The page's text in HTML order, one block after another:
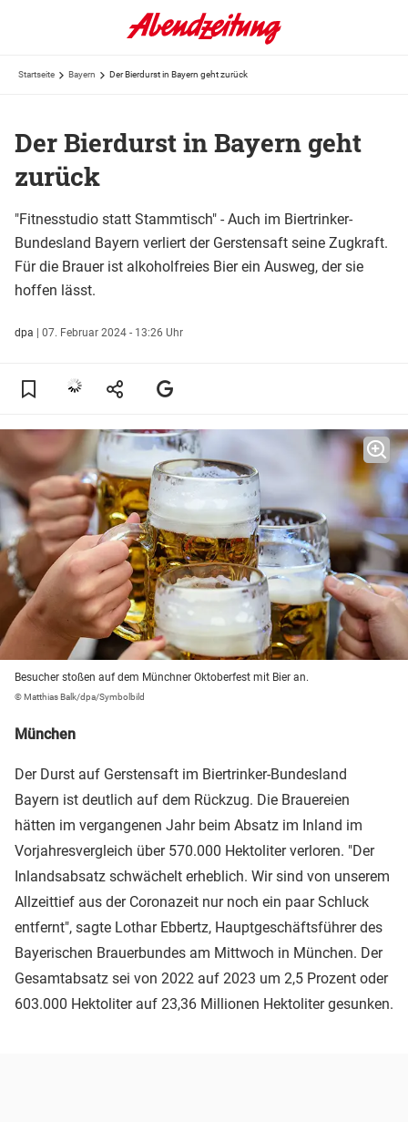
Startseite Bayern Der Bierdurst in Bayern geht zurück
Der Bierdurst in Bayern geht
zurück
"Fitnesstudio statt Stammtisch" - Auch im Biertrinker-
Bundesland Bayern verliert der Gerstensaft seine Zugkraft.
Für die Brauer ist alkoholfreies Bier ein Ausweg, der sie
hoffen lässt.
dpa | 07. Februar 2024 - 13:26 Uhr
Besucher stoßen auf dem Münchner Oktoberfest mit Bier an.
© Matthias Balk/dpa/Symbolbild
München
Der Durst auf Gerstensaft im Biertrinker-Bundesland
Bayern ist deutlich auf dem Rückzug. Die Brauereien
hätten im vergangenen Jahr beim Absatz im Inland im
Vorjahresvergleich über 570.000 Hektoliter verloren. "Der
Inlandsabsatz schwächelt erheblich. Wir sind von unserem
Allzeittief aus der Coronazeit nur noch ein paar Schluck
entfernt", sagte Lothar Ebbertz, Hauptgeschäftsführer des
Bayerischen Brauerbundes am Mittwoch in München. Der
Gesamtabsatz sei von 2022 auf 2023 um 2,5 Prozent oder
603.000 Hektoliter auf 23,36 Millionen Hektoliter gesunken.